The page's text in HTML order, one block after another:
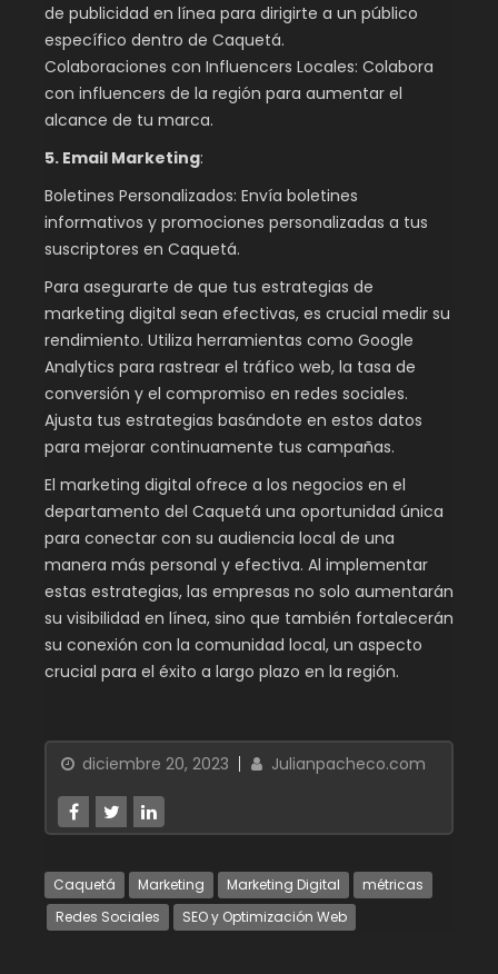
de publicidad en línea para dirigirte a un público
específico dentro de Caquetá.
Colaboraciones con Influencers Locales: Colabora
con influencers de la región para aumentar el
alcance de tu marca.
5. Email Marketing:
Boletines Personalizados: Envía boletines
informativos y promociones personalizadas a tus
suscriptores en Caquetá.
Para asegurarte de que tus estrategias de
marketing digital sean efectivas, es crucial medir su
rendimiento. Utiliza herramientas como Google
Analytics para rastrear el tráfico web, la tasa de
conversión y el compromiso en redes sociales.
Ajusta tus estrategias basándote en estos datos
para mejorar continuamente tus campañas.
El marketing digital ofrece a los negocios en el
departamento del Caquetá una oportunidad única
para conectar con su audiencia local de una
manera más personal y efectiva. Al implementar
estas estrategias, las empresas no solo aumentarán
su visibilidad en línea, sino que también fortalecerán
su conexión con la comunidad local, un aspecto
crucial para el éxito a largo plazo en la región.
diciembre 20, 2023 Julianpacheco.com
Caquetá Marketing Marketing Digital
métricas
Redes Sociales
SEO y Optimización Web